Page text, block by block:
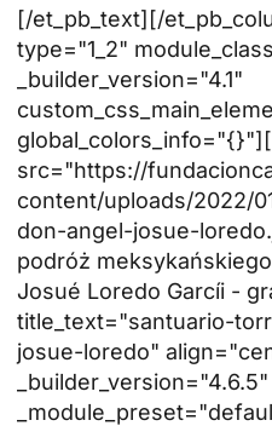
[/et_pb_text][/
type="1_2"
_builder_version="4.1"
src="https://
content/uploads/2022/
don-angel-josue-
podróż
Josué Loredo Garcíi -
title_text="santuario-
josue-loredo"
_builder_version="4.6.5"